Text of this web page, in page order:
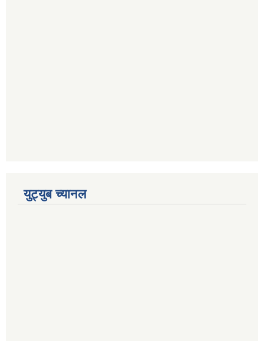
युट्युब च्यानल